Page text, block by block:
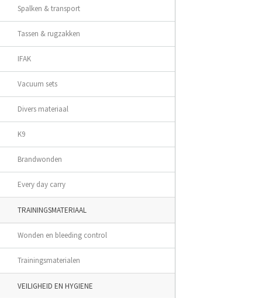
Spalken & transport
Tassen & rugzakken
IFAK
Vacuum sets
Divers materiaal
K9
Brandwonden
Every day carry
TRAININGSMATERIAAL
Wonden en bleeding control
Trainingsmaterialen
VEILIGHEID EN HYGIENE